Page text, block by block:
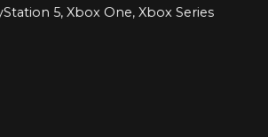
5, Xbox One, Xbox Series